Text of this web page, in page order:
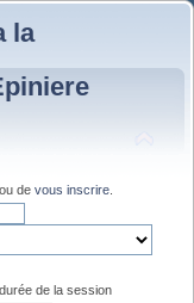
la
ou de vous inscrire
de la session